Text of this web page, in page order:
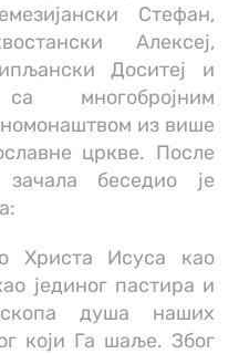
Стефан,
Алексеј,
Доситеј и
многобројним
из више
цркве. После
зачала беседио је
Христа Исуса као
јединог пастира и
душа наших
који Га шаље. Због